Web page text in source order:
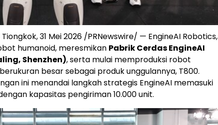
Tiongkok, 31 Mei 2026 /PRNewswire/ — EngineAI Robotics,
humanoid, meresmikan Pabrik Cerdas EngineAI
Shenzhen), serta mulai memproduksi robot
besar sebagai produk unggulannya, T800.
ini menandai langkah strategis EngineAI memasuki
kapasitas pengiriman 10.000 unit.